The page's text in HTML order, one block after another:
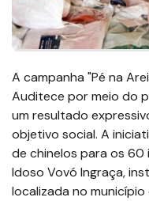
A campanha "Pé na
Auditece por meio do
um resultado
objetivo social. A
de chinelos para os
Idoso Vovó Ingraça,
localizada no